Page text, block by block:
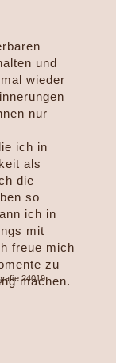
und
wieder
nur
ich in
als
die
so
ich in
mit
freue mich
zu
machen.